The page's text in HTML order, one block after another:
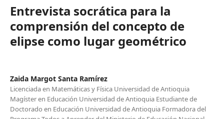
Entrevista socrática para la
comprensión del concepto de
elipse como lugar geométrico
Zaida Margot Santa Ramírez
Licenciada en Matemáticas y Física Universidad de Antioquia
Magíster en Educación Universidad de Antioquia Estudiante de
Doctorado en Educación Universidad de Antioquia Formadora del